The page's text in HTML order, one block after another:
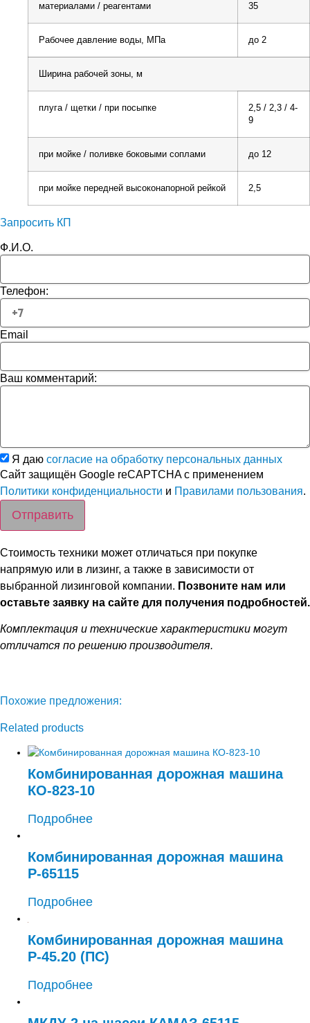
материалами / реагентами
35
Рабочее давление воды, МПа до 2
Ширина рабочей зоны, м
плуга / щетки / при посыпке
2,5 / 2,3 / 4-
9
при мойке / поливке боковыми соплами до 12
при мойке передней высоконапорной рейкой 2,5
Запросить КП
Ф.И.О.
Телефон:
Email
Ваш комментарий:
Я даю согласие на обработку персональных данных
Сайт защищён Google reCAPTCHA с применением
Политики конфиденциальности и Правилами пользования.
Отправить
Стоимость техники может отличаться при покупке
напрямую или в лизинг, а также в зависимости от
выбранной лизинговой компании. Позвоните нам или
оставьте заявку на сайте для получения подробностей.
Комплектация и технические характеристики могут
отличатся по решению производителя.
Похожие предложения:
Related products
Комбинированная дорожная машина
КО-823-10
Подробнее
Комбинированная дорожная машина
Р-65115
Подробнее
Комбинированная дорожная машина
Р-45.20 (ПС)
Подробнее